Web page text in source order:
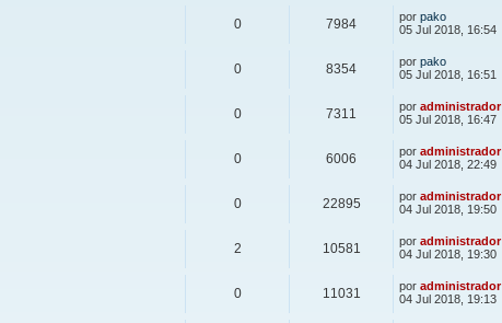
0 7984 por pako
05 Jul 2018, 16:54
0 8354 por pako
05 Jul 2018, 16:51
0 7311 por administrador
05 Jul 2018, 16:47
0 6006 por administrador
04 Jul 2018, 22:49
0 22895 por administrador
04 Jul 2018, 19:50
2 10581 por administrador
04 Jul 2018, 19:30
0 11031 por administrador
04 Jul 2018, 19:13